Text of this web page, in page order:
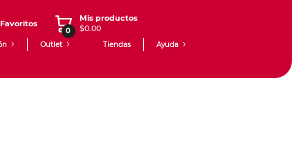
Favoritos
0
Mis productos
$0.00
Outlet Tiendas Ayuda